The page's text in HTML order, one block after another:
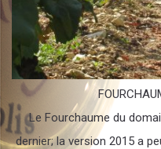
Le Fourchaume du
dernier; la version 2015 a